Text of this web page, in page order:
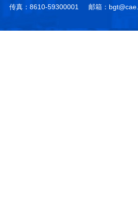
传真：8610-59300001 邮箱：